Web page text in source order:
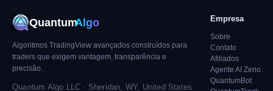
QuantumAlgo
Algoritmos TradingView avançados construídos para
traders que exigem vantagem, transparência e
precisão.
Quantum Algo LLC · Sheridan, WY, United States
Empresa
Sobre
Contato
Afiliados
Agente AI Zeno
QuantumBot